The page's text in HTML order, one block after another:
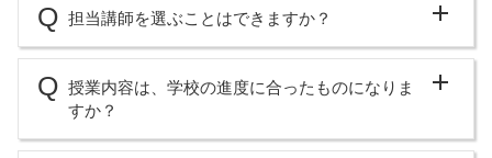
担当講師を選ぶことはできますか？
授業内容は、学校の進度に合ったものになりま
すか？